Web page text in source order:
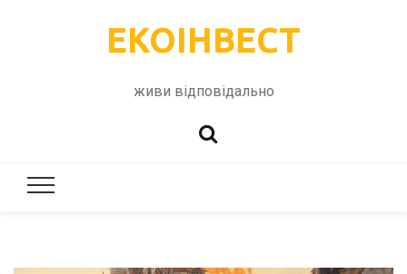
ЕКОІНВЕСТ
живи відповідально